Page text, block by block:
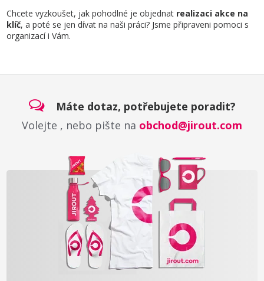
Chcete vyzkoušet, jak pohodlné je objednat realizaci akce na
klíč, a poté se jen dívat na naši práci? Jsme připraveni pomoci s
organizací i Vám.
Máte dotaz, potřebujete poradit?
Volejte , nebo pište na obchod@jirout.com